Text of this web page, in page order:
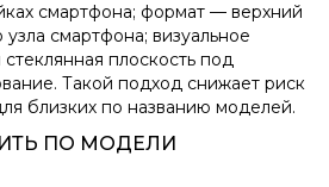
смартфона; формат — верхний
смартфона; визуальное
плоскость под
Такой подход снижает риск
близких по названию моделей.
ПО МОДЕЛИ